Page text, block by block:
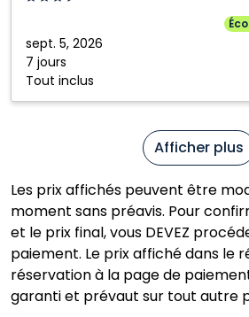
sept. 5, 2026
7 jours
Tout inclus
Mexique
Afficher plus
Les prix affichés peuvent être
moment sans préavis. Pour
et le prix final, vous DEVEZ
paiement. Le prix affiché dans le
réservation à la page de
garanti et prévaut sur tout autre